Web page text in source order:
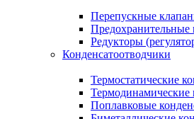
Перепускные
Предохранительные
Редукторы
Конденсатоотводчики
Термостатические
Термодинамические
Поплавковые